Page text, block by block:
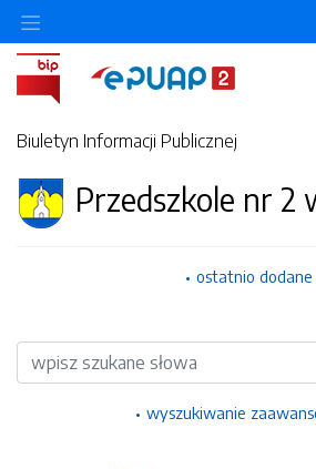
Biuletyn Informacji Publicznej
Przedszkole nr 2
ostatnio dodane
Wyszukiwarka
wyszukiwanie